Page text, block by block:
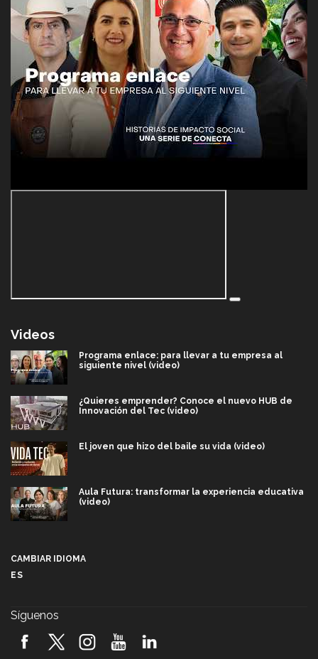
Videos
Programa enlace: para llevar a tu empresa al
siguiente nivel (video)
¿Quieres emprender? Conoce el nuevo HUB de
Innovación del Tec (video)
El joven que hizo del baile su vida (video)
Aula Futura: transformar la experiencia educativa
(video)
2026! (video)
CAMBIAR IDIOMA
ES
Síguenos